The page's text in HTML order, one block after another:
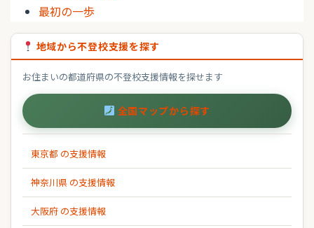
最初の一歩
地域から不登校支援を探す
お住まいの都道府県の不登校支援情報を探せます
全国マップから探す
東京都 の支援情報
神奈川県 の支援情報
大阪府 の支援情報